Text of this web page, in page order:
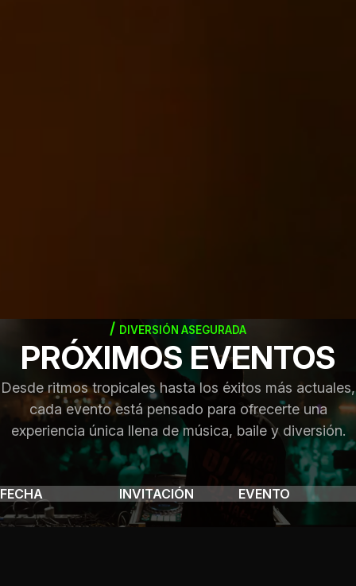
DIVERSIÓN ASEGURADA
PRÓXIMOS EVENTOS
Desde ritmos tropicales hasta los éxitos más actuales,
cada evento está pensado para ofrecerte una
experiencia única llena de música, baile y diversión.
FECHA INVITACIÓN EVENTO